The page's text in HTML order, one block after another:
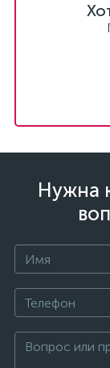
Нужна